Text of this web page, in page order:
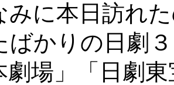
に本日訪れ
ばかりの日劇
劇場」「日劇